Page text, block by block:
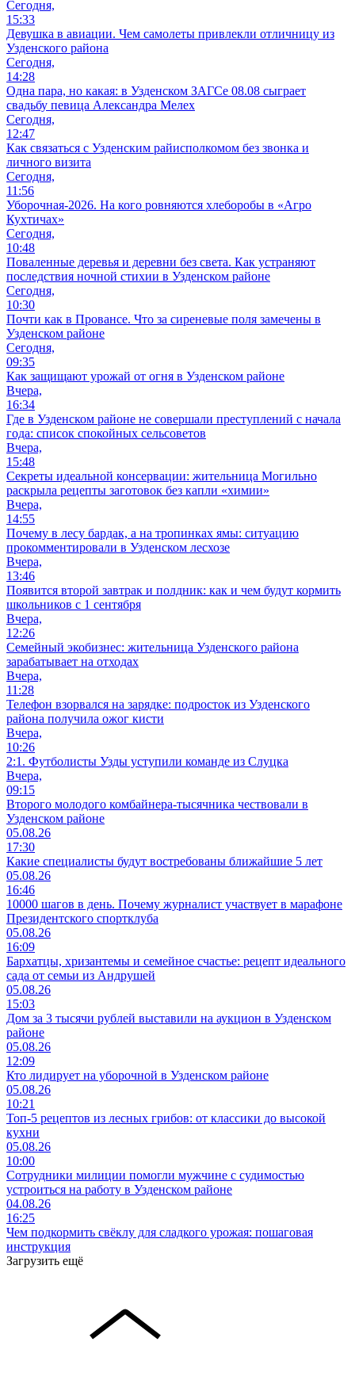
Сегодня,
15:33
Девушка в авиации. Чем самолеты привлекли отличницу из
Узденского района
Сегодня,
14:28
Одна пара, но какая: в Узденском ЗАГСе 08.08 сыграет
свадьбу певица Александра Мелех
Сегодня,
12:47
Как связаться с Узденским райисполкомом без звонка и
личного визита
Сегодня,
11:56
Уборочная-2026. На кого ровняются хлеборобы в «Агро
Кухтичах»
Сегодня,
10:48
Поваленные деревья и деревни без света. Как устраняют
последствия ночной стихии в Узденском районе
Сегодня,
10:30
Почти как в Провансе. Что за сиреневые поля замечены в
Узденском районе
Сегодня,
09:35
Как защищают урожай от огня в Узденском районе
Вчера,
16:34
Где в Узденском районе не совершали преступлений с начала
года: список спокойных сельсоветов
Вчера,
15:48
Секреты идеальной консервации: жительница Могильно
раскрыла рецепты заготовок без капли «химии»
Вчера,
14:55
Почему в лесу бардак, а на тропинках ямы: ситуацию
прокомментировали в Узденском лесхозе
Вчера,
13:46
Появится второй завтрак и полдник: как и чем будут кормить
школьников с 1 сентября
Вчера,
12:26
Семейный экобизнес: жительница Узденского района
зарабатывает на отходах
Вчера,
11:28
Телефон взорвался на зарядке: подросток из Узденского
района получила ожог кисти
Вчера,
10:26
2:1. Футболисты Узды уступили команде из Слуцка
Вчера,
09:15
Второго молодого комбайнера-тысячника чествовали в
Узденском районе
05.08.26
17:30
Какие специалисты будут востребованы ближайшие 5 лет
05.08.26
16:46
10000 шагов в день. Почему журналист участвует в марафоне
Президентского спортклуба
05.08.26
16:09
Бархатцы, хризантемы и семейное счастье: рецепт идеального
сада от семьи из Андрушей
05.08.26
15:03
Дом за 3 тысячи рублей выставили на аукцион в Узденском
районе
05.08.26
12:09
Кто лидирует на уборочной в Узденском районе
05.08.26
10:21
Топ-5 рецептов из лесных грибов: от классики до высокой
кухни
05.08.26
10:00
Сотрудники милиции помогли мужчине с судимостью
устроиться на работу в Узденском районе
04.08.26
16:25
Чем подкормить свёклу для сладкого урожая: пошаговая
инструкция
Загрузить ещё